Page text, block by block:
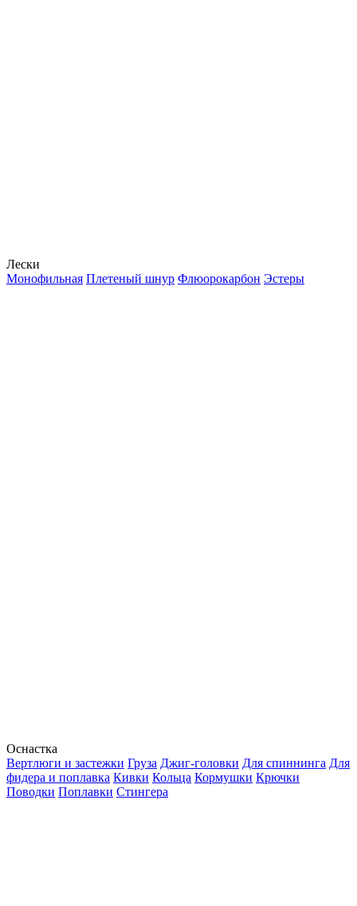
Лески
Монофильная Плетеный шнур Флюорокарбон Эстеры
Оснастка
Вертлюги и застежки Груза Джиг-головки Для спиннинга Для
фидера и поплавка Кивки Кольца Кормушки Крючки
Поводки Поплавки Стингера